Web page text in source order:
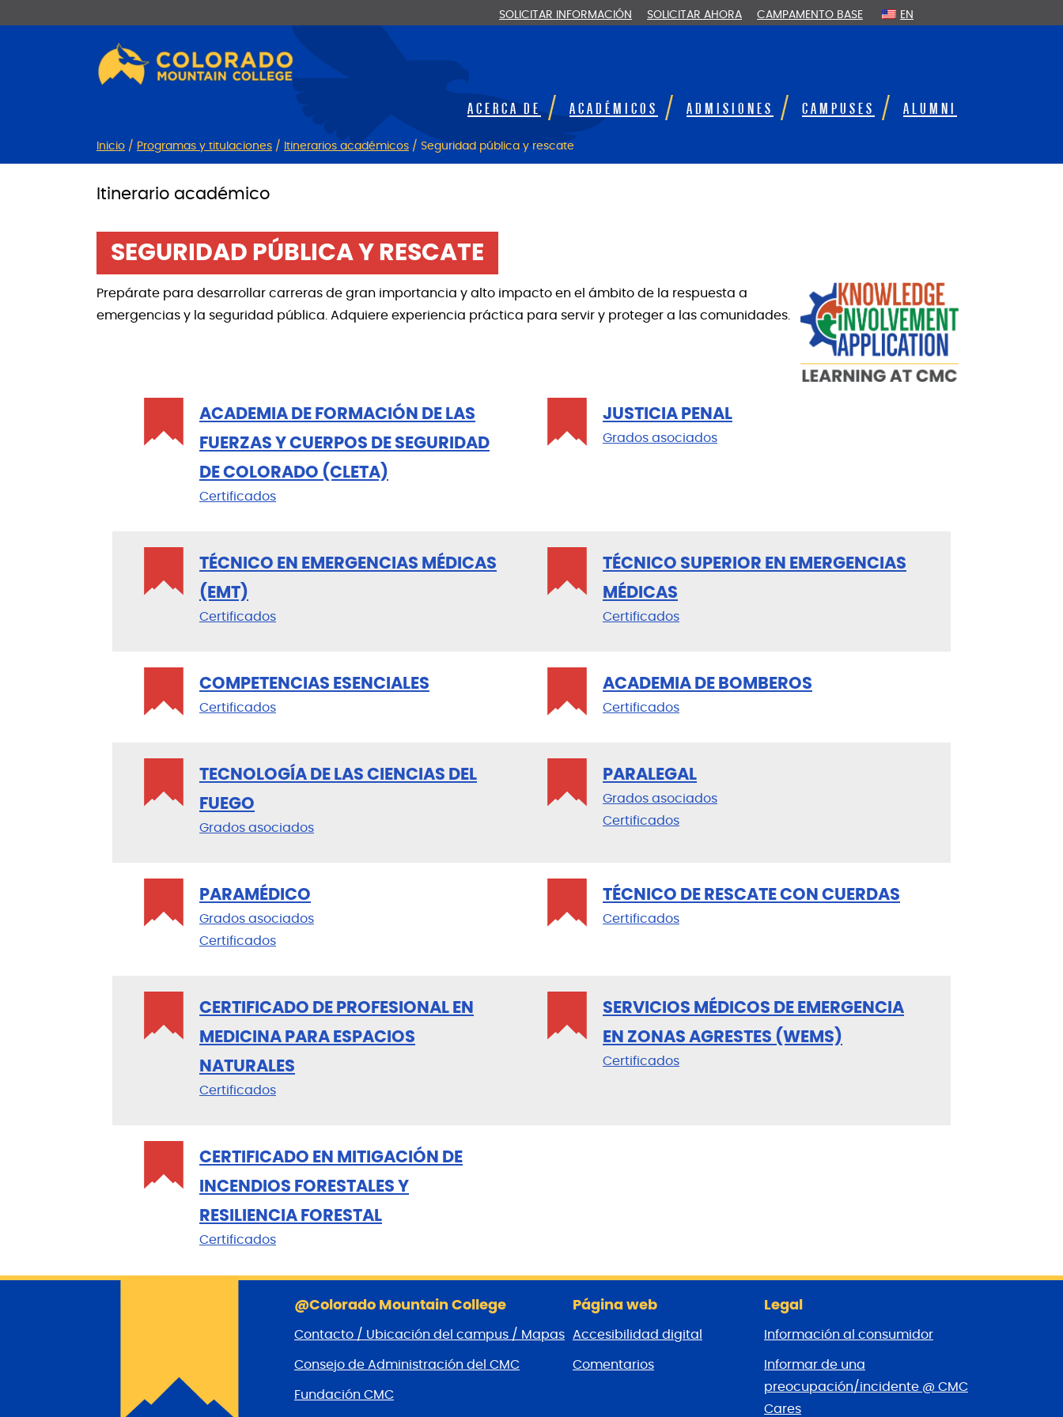
SOLICITAR INFORMACIÓN SOLICITAR AHORA CAMPAMENTO BASE EN
ACERCA DE ACADÉMICOS ADMISIONES CAMPUSES ALUMNI
Inicio / Programas y titulaciones / Itinerarios académicos / Seguridad pública y rescate
Itinerario académico
SEGURIDAD PÚBLICA Y RESCATE
Prepárate para desarrollar carreras de gran importancia y alto impacto en el ámbito de la respuesta a
emergencias y la seguridad pública. Adquiere experiencia práctica para servir y proteger a las comunidades.
ACADEMIA DE FORMACIÓN DE LAS
FUERZAS Y CUERPOS DE SEGURIDAD
DE COLORADO (CLETA)
Certificados
JUSTICIA PENAL
Grados asociados
TÉCNICO EN EMERGENCIAS MÉDICAS
(EMT)
Certificados
TÉCNICO SUPERIOR EN EMERGENCIAS
MÉDICAS
Certificados
COMPETENCIAS ESENCIALES
Certificados
ACADEMIA DE BOMBEROS
Certificados
TECNOLOGÍA DE LAS CIENCIAS DEL
FUEGO
Grados asociados
PARALEGAL
Grados asociados
Certificados
PARAMÉDICO
Grados asociados
Certificados
TÉCNICO DE RESCATE CON CUERDAS
Certificados
CERTIFICADO DE PROFESIONAL EN
MEDICINA PARA ESPACIOS
NATURALES
Certificados
SERVICIOS MÉDICOS DE EMERGENCIA
EN ZONAS AGRESTES (WEMS)
Certificados
CERTIFICADO EN MITIGACIÓN DE
INCENDIOS FORESTALES Y
RESILIENCIA FORESTAL
Certificados
@Colorado Mountain College
Contacto / Ubicación del campus / Mapas
Consejo de Administración del CMC
Fundación CMC
Página web
Accesibilidad digital
Comentarios
Legal
Información al consumidor
Informar de una
preocupación/incidente @ CMC
Cares